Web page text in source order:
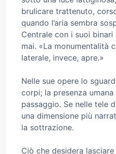
brulicare trattenuto,
quando l’aria sembra
Centrale con i suoi
mai. «La monumentalità
laterale, invece, apre.»
Nelle sue opere lo
corpi; la presenza
passaggio. Se nelle tele
una dimensione più
la sottrazione.
Ciò che desidera